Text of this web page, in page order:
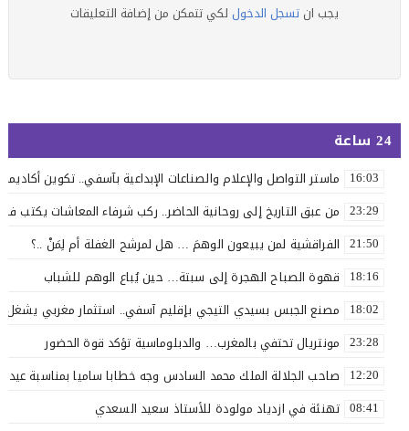
يجب ان تسجل الدخول لكي تتمكن من إضافة التعليقات
24 ساعة
16:03 ماستر التواصل والإعلام والصناعات الإبداعية بآسفي.. تكوين
23:29 من عبق التاريخ إلى روحانية الحاضر.. ركب شرفاء المعاشات يكتب
21:50 الفراقشية لمن يبيعون الوهمَ … هل لمرشح الغفلة أم لِمَنْ ..؟
18:16 قهوة الصباح الهجرة إلى سبتة… حين يُباع الوهم للشباب
18:02 مصنع الجبس بسيدي التيجي بإقليم آسفي.. استثمار مغربي يشغل 110 عاملاً
23:28 مونتريال تحتفي بالمغرب… والدبلوماسية تؤكد قوة الحضور
12:20 صاحب الجلالة الملك محمد السادس وجه خطابا ساميا بمناسبة عيد
08:41
تهنئة في ازدياد مولودة للأستاذ سعيد السعدي